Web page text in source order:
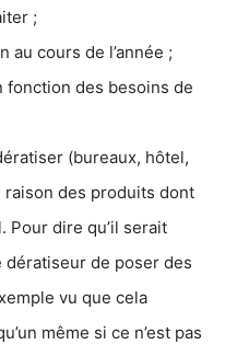
;
au cours de l’année ;
fonction des besoins de
(bureaux, hôtel,
raison des produits dont
Pour dire qu’il serait
de poser des
vu que cela
même si ce n’est pas